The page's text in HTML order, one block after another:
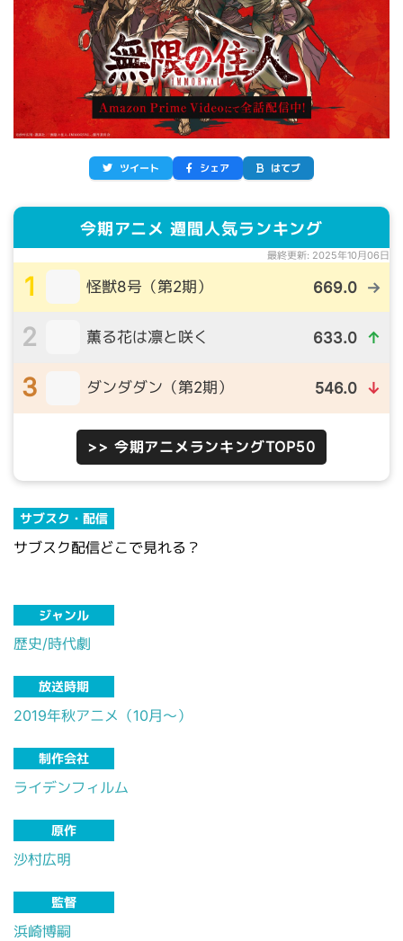
ツイート シェア はてブ
今期アニメ 週間人気ランキング
最終更新: 2025年10月06日
1 怪獣8号（第2期） 669.0 →
2 薫る花は凛と咲く 633.0 ↑
3 ダンダダン（第2期） 546.0 ↓
>> 今期アニメランキングTOP50
サブスク・配信
サブスク配信どこで見れる？
ジャンル
歴史/時代劇
放送時期
2019年秋アニメ（10月～）
制作会社
ライデンフィルム
原作
沙村広明
監督
浜崎博嗣